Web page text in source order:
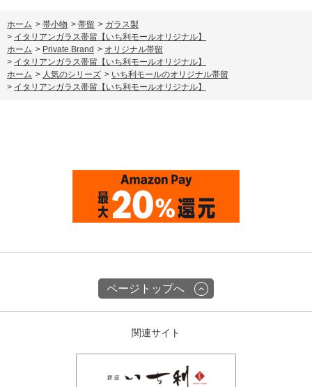
ホーム > 帯小物 > 帯留 > ガラス製
> イタリアンガラス帯留【いち利モールオリジナル】
ホーム > Private Brand > オリジナル帯留
> イタリアンガラス帯留【いち利モールオリジナル】
ホーム > 人気のシリーズ > いち利モールのオリジナル帯留
> イタリアンガラス帯留【いち利モールオリジナル】
ページトップへ
関連サイト